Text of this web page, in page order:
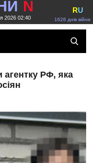
N
2026 02:40 1626 днів війни
RU
РФ, яка